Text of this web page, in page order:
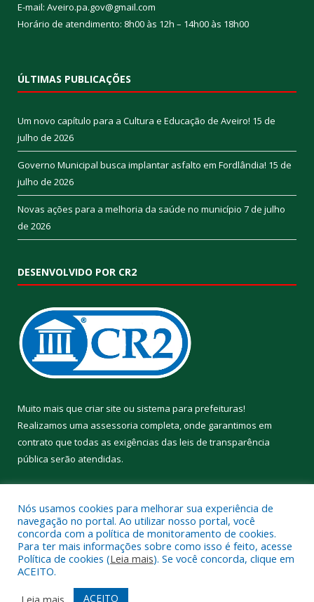
E-mail: Aveiro.pa.gov@gmail.com
Horário de atendimento: 8h00 às 12h – 14h00 às 18h00
ÚLTIMAS PUBLICAÇÕES
Um novo capítulo para a Cultura e Educação de Aveiro! 15 de
julho de 2026
Governo Municipal busca implantar asfalto em Fordlândia! 15 de
julho de 2026
Novas ações para a melhoria da saúde no município 7 de julho
de 2026
DESENVOLVIDO POR CR2
Muito mais que criar site ou sistema para prefeituras!
Realizamos uma assessoria completa, onde garantimos em
contrato que todas as exigências das leis de transparência
pública serão atendidas.
Todos os direitos reservados a Prefeitura Municipal de Aveiro.
Mapa do Site Acessar Área Administrativa
Nós usamos cookies para melhorar sua experiência de
navegação no portal. Ao utilizar nosso portal, você
concorda com a política de monitoramento de cookies.
Para ter mais informações sobre como isso é feito, acesse
Política de cookies (Leia mais). Se você concorda, clique em
ACEITO.
Leia mais
ACEITO